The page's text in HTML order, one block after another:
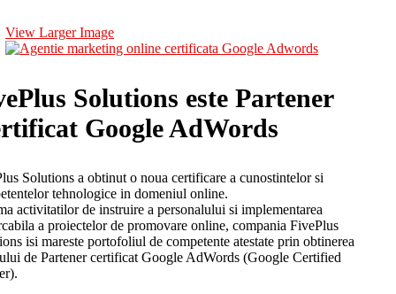
View Larger Image
Solutions este Partener
Google AdWords
Solutions a obtinut o noua certificare a cunostintelor si
tehnologice in domeniul online.
activitatilor de instruire a personalului si implementarea
a proiectelor de promovare online, compania FivePlus
isi mareste portofoliul de competente atestate prin obtinerea
de Partener certificat Google AdWords (Google Certified